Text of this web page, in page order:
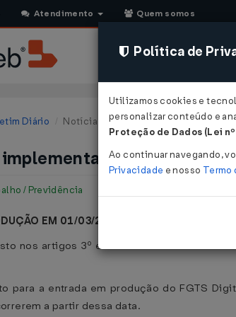
Atendimento Quem somos
Diário Notícia
do FGTS
/ Previdência
EM 01/03/2024
nos artigos 3º e 11 daPortaria MTE nº
para a entrada em produção do FGTS
a partir dessa data.
Política de
Utilizamos cookies e
personalizar conteúdo e
Proteção de Dados (Lei
Ao continuar navegando,
Privacidade e nosso Termo